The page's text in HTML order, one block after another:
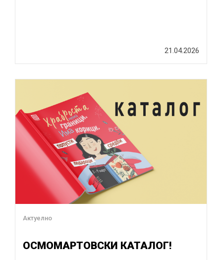
21.04.2026
Актуелно
ОСМОМАРТОВСКИ КАТАЛОГ!